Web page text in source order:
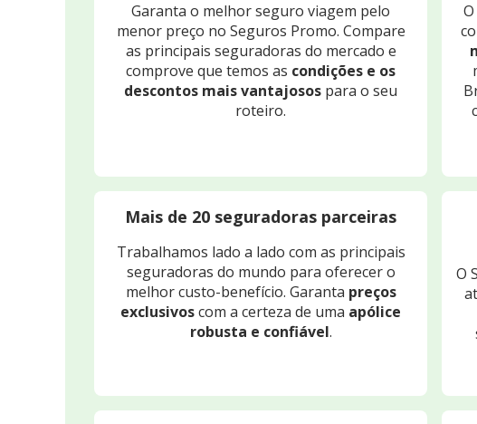
Garanta o melhor seguro viagem pelo
menor preço no Seguros Promo. Compare
as principais seguradoras do mercado e
comprove que temos as condições e os
descontos mais vantajosos para o seu
roteiro.
Mais de 20 seguradoras parceiras
Trabalhamos lado a lado com as principais
seguradoras do mundo para oferecer o
melhor custo-benefício. Garanta preços
exclusivoscom a certeza de uma apólice
robusta e confiável.
O